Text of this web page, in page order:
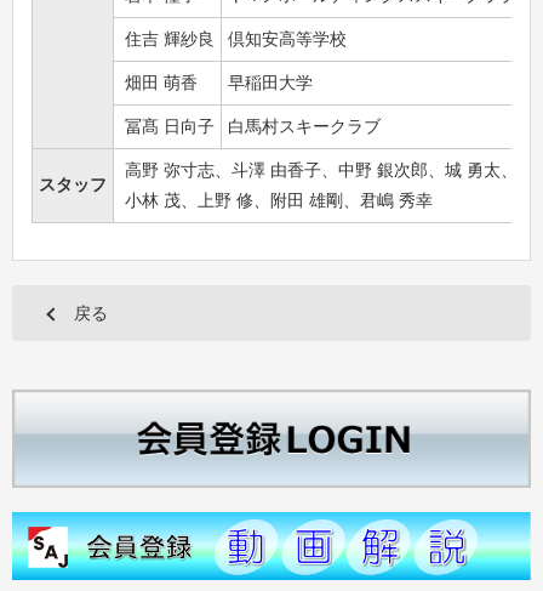
住吉 輝紗良 倶知安高等学校
畑田 萌香 早稲田大学
冨髙 日向子 白馬村スキークラブ
スタッフ
高野 弥寸志、斗澤 由香子、中野 銀次郎、城 勇太、
小林 茂、上野 修、附田 雄剛、君嶋 秀幸
戻る